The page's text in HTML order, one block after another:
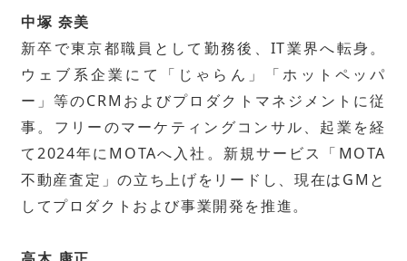
中塚 奈美
新卒で東京都職員として勤務後、IT業界へ転身。
ウェブ系企業にて「じゃらん」「ホットペッパ
ー」等のCRMおよびプロダクトマネジメントに従
事。フリーのマーケティングコンサル、起業を経
て2024年にMOTAへ入社。新規サービス「MOTA
不動産査定」の立ち上げをリードし、現在はGMと
してプロダクトおよび事業開発を推進。